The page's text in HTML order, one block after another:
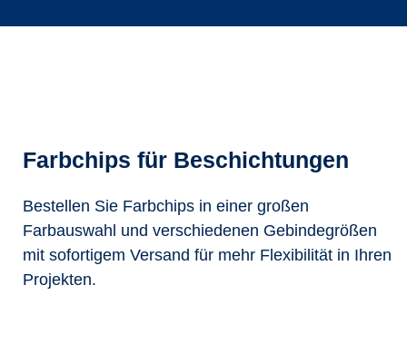
Farbchips für Beschichtungen
Bestellen Sie Farbchips in einer großen
Farbauswahl und verschiedenen Gebindegrößen
mit sofortigem Versand für mehr Flexibilität in Ihren
Projekten.